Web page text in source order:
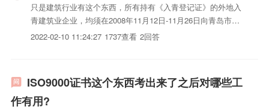
只是建筑行业有这个东西，所有持有《入青登记证》的外地入
青建筑业企业，均须在2008年11月12日-11月26日向青岛市建
管局建管处报送以下资料备查：1、入青在建工程登记表（附
2022-02-10 11:24:27 1737查看 2回答
ISO9000证书这个东西考出来了之后对哪些工
作有用?